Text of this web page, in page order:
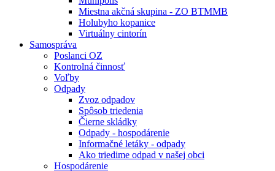
Miestna akčná skupina - ZO BTMMB
Holubyho kopanice
Virtuálny cintorín
Samospráva
Poslanci OZ
Kontrolná činnosť
Voľby
Odpady
Zvoz odpadov
Spôsob triedenia
Čierne skládky
Odpady - hospodárenie
Informačné letáky - odpady
Ako triedime odpad v našej obci
Hospodárenie